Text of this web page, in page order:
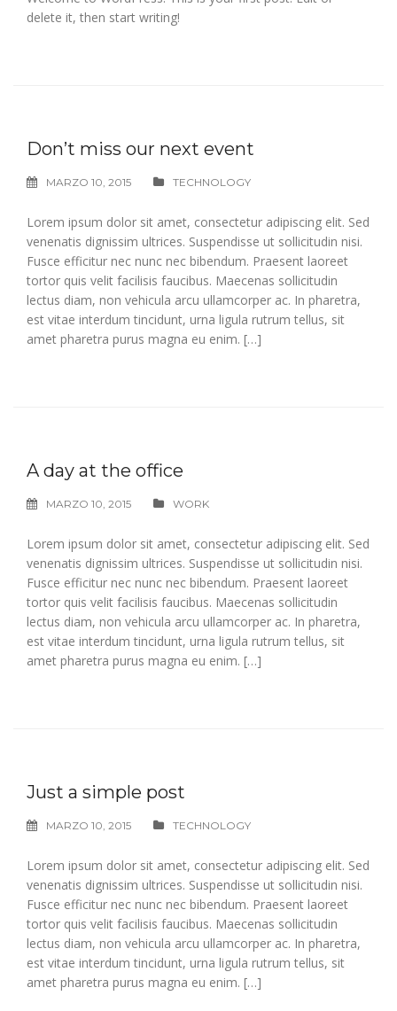
delete it, then start writing!
Don’t miss our next event
MARZO 10, 2015 TECHNOLOGY
Lorem ipsum dolor sit amet, consectetur adipiscing elit. Sed
venenatis dignissim ultrices. Suspendisse ut sollicitudin nisi.
Fusce efficitur nec nunc nec bibendum. Praesent laoreet
tortor quis velit facilisis faucibus. Maecenas sollicitudin
lectus diam, non vehicula arcu ullamcorper ac. In pharetra,
est vitae interdum tincidunt, urna ligula rutrum tellus, sit
amet pharetra purus magna eu enim. […]
A day at the office
MARZO 10, 2015 WORK
Lorem ipsum dolor sit amet, consectetur adipiscing elit. Sed
venenatis dignissim ultrices. Suspendisse ut sollicitudin nisi.
Fusce efficitur nec nunc nec bibendum. Praesent laoreet
tortor quis velit facilisis faucibus. Maecenas sollicitudin
lectus diam, non vehicula arcu ullamcorper ac. In pharetra,
est vitae interdum tincidunt, urna ligula rutrum tellus, sit
amet pharetra purus magna eu enim. […]
Just a simple post
MARZO 10, 2015 TECHNOLOGY
Lorem ipsum dolor sit amet, consectetur adipiscing elit. Sed
venenatis dignissim ultrices. Suspendisse ut sollicitudin nisi.
Fusce efficitur nec nunc nec bibendum. Praesent laoreet
tortor quis velit facilisis faucibus. Maecenas sollicitudin
lectus diam, non vehicula arcu ullamcorper ac. In pharetra,
est vitae interdum tincidunt, urna ligula rutrum tellus, sit
amet pharetra purus magna eu enim. […]